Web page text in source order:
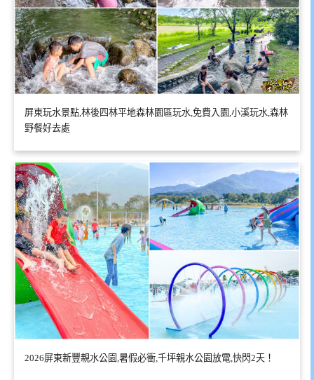
屏東玩水景點,林後四林平地森林園區玩水,免費入園,小溪玩水,森林
野餐好去處
2026屏東新豐親水公園,暑假必衝,千坪親水公園放電,快閃2天！